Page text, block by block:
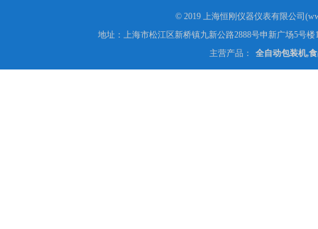
© 2019 上海恒刚仪器仪表有限公司
地址：上海市松江区新桥镇九新公路2888号申新广场5号楼
主营产品：
全自动包装机,